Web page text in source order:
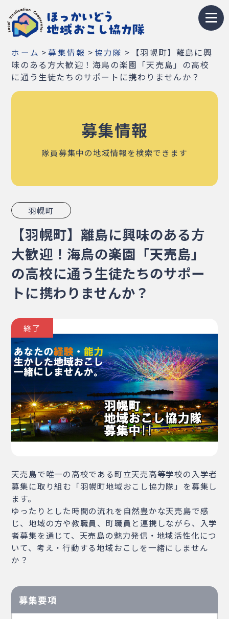
トップページ
地域おこし協力隊とは
募集情報
イベント・研修会
地域紹介
Q&A
・相談窓口
・お問合せ・リンク集
・プライバシーポリシー
・サイトマップ
ホーム > 募集情報 > 協力隊 > 【羽幌町】離島に興
味のある方大歓迎！海鳥の楽園「天売島」の高校
に通う生徒たちのサポートに携わりませんか？
募集情報
隊員募集中の地域情報を検索できます
羽幌町
【羽幌町】離島に興味のある方
大歓迎！海鳥の楽園「天売島」
の高校に通う生徒たちのサポー
トに携わりませんか？
終了
天売島で唯一の高校である町立天売高等学校の入学者
募集に取り組む「羽幌町地域おこし協力隊」を募集し
ます。
ゆったりとした時間の流れを自然豊かな天売島で感
じ、地域の方や教職員、町職員と連携しながら、入学
者募集を通じて、天売島の魅力発信・地域活性化につ
いて、考え・行動する地域おこしを一緒にしません
か？
募集要項